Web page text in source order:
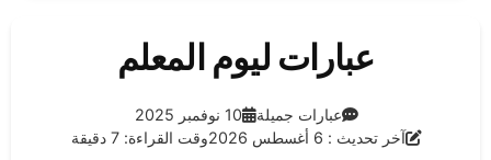
عبارات ليوم المعلم
الفئة:عبارات جميلةتاريخ النشر:
10 نوفمبر 2025
آخر تحديث:
آخر تحديث : 6 أغسطس 2026 وقت القراءة: 7 دقيقة